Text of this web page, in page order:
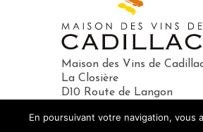
Maison des Vins de
La Closière
D10 Route de Langon
Tél :05 57 98 19 20
En poursuivant votre navigation, vous